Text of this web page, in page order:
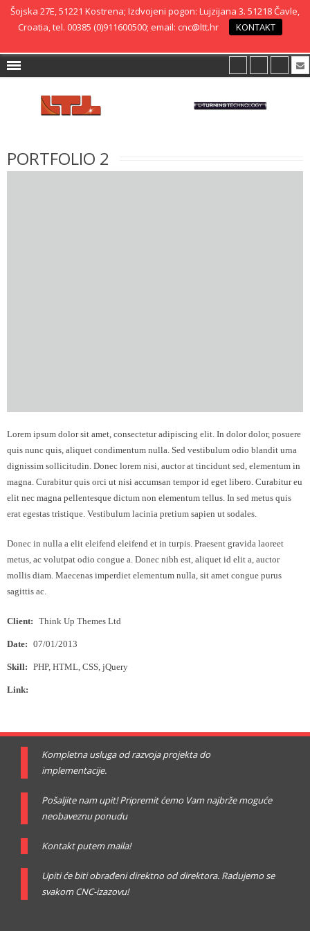
Šojska 27E, 51221 Kostrena; Izdvojeni pogon: Lujzijana 3. 51218 Čavle,
Croatia, tel. 00385 (0)911600500; email: cnc@ltt.hr
KONTAKT
PORTFOLIO 2
Lorem ipsum dolor sit amet, consectetur adipiscing elit. In dolor dolor, posuere
quis nunc quis, aliquet condimentum nulla. Sed vestibulum odio blandit urna
dignissim sollicitudin. Donec lorem nisi, auctor at tincidunt sed, elementum in
magna. Curabitur quis orci ut nisi accumsan tempor id eget libero. Curabitur eu
elit nec magna pellentesque dictum non elementum tellus. In sed metus quis
erat egestas tristique. Vestibulum lacinia pretium sapien ut sodales.
Donec in nulla a elit eleifend eleifend et in turpis. Praesent gravida laoreet
metus, ac volutpat odio congue a. Donec nibh est, aliquet id elit a, auctor
mollis diam. Maecenas imperdiet elementum nulla, sit amet congue purus
sagittis ac.
Client: Think Up Themes Ltd
Date: 07/01/2013
Skill: PHP, HTML, CSS, jQuery
Link:
Kompletna usluga od razvoja projekta do
implementacije.
Pošaljite nam upit! Pripremit ćemo Vam najbrže moguće
neobaveznu ponudu
Kontakt putem maila!
Upiti će biti obrađeni direktno od direktora. Radujemo se
svakom CNC-izazovu!